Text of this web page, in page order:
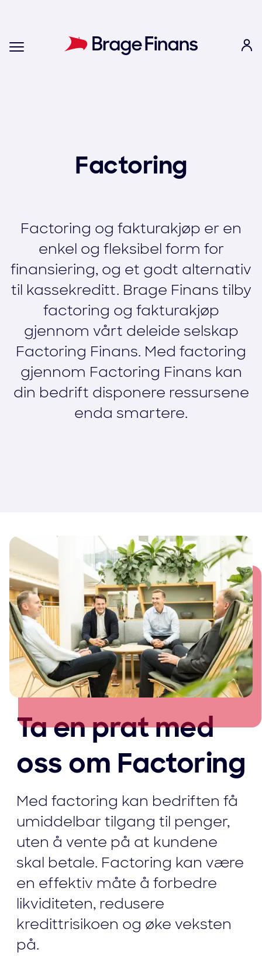
Factoring
Factoring og fakturakjøp er en
enkel og fleksibel form for
finansiering, og et godt alternativ
til kassekreditt. Brage Finans tilby
factoring og fakturakjøp
gjennom vårt deleide selskap
Factoring Finans. Med factoring
gjennom Factoring Finans kan
din bedrift disponere ressursene
enda smartere.
Ta en prat med
oss om Factoring
Med factoring kan bedriften få
umiddelbar tilgang til penger,
uten å vente på at kundene
skal betale. Factoring kan være
en effektiv måte å forbedre
likviditeten, redusere
kredittrisikoen og øke veksten
på.